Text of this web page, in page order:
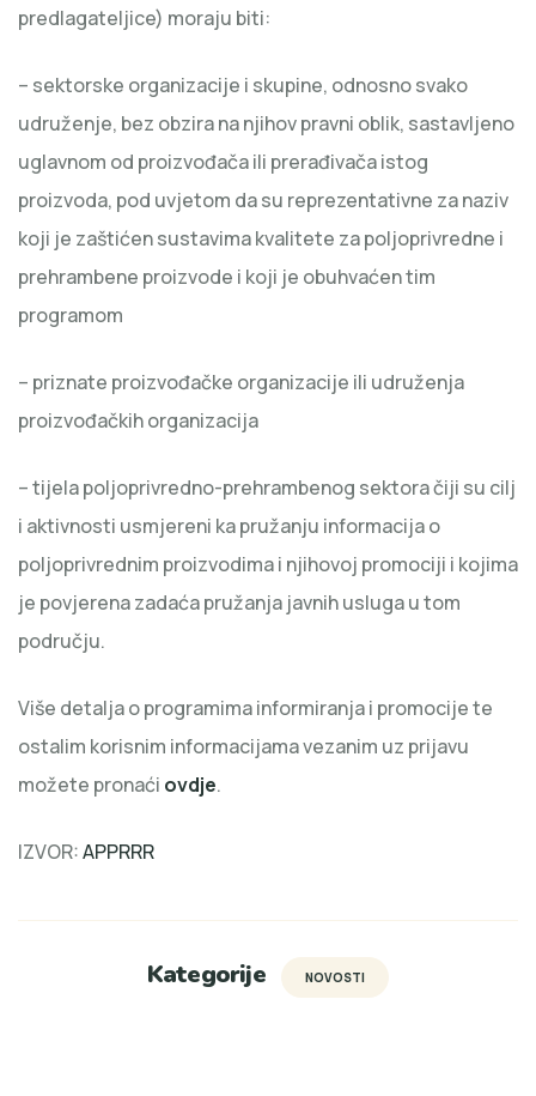
predlagateljice) moraju biti:
– sektorske organizacije i skupine, odnosno svako
udruženje, bez obzira na njihov pravni oblik, sastavljeno
uglavnom od proizvođača ili prerađivača istog
proizvoda, pod uvjetom da su reprezentativne za naziv
koji je zaštićen sustavima kvalitete za poljoprivredne i
prehrambene proizvode i koji je obuhvaćen tim
programom
– priznate proizvođačke organizacije ili udruženja
proizvođačkih organizacija
– tijela poljoprivredno-prehrambenog sektora čiji su cilj
i aktivnosti usmjereni ka pružanju informacija o
poljoprivrednim proizvodima i njihovoj promociji i kojima
je povjerena zadaća pružanja javnih usluga u tom
području.
Više detalja o programima informiranja i promocije te
ostalim korisnim informacijama vezanim uz prijavu
možete pronaći ovdje.
IZVOR:APPRRR
Kategorije NOVOSTI